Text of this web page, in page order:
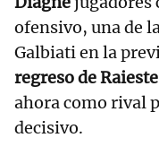
ofensivo, una de
Galbiati en la
regreso de
ahora como rival
decisivo.